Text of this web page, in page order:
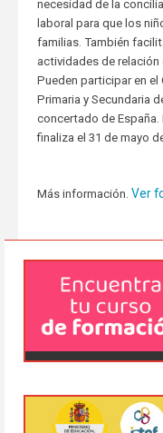
necesidad de la
laboral para que los
familias. También
actividades de
Pueden participar en
Primaria y Secundaria
concertado de
finaliza el 31 de mayo
Más información. Ver